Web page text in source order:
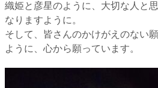
織姫と彦星のように、大切な人と
なりますように。
そして、皆さんのかけがえのない
ように、心から願っています。